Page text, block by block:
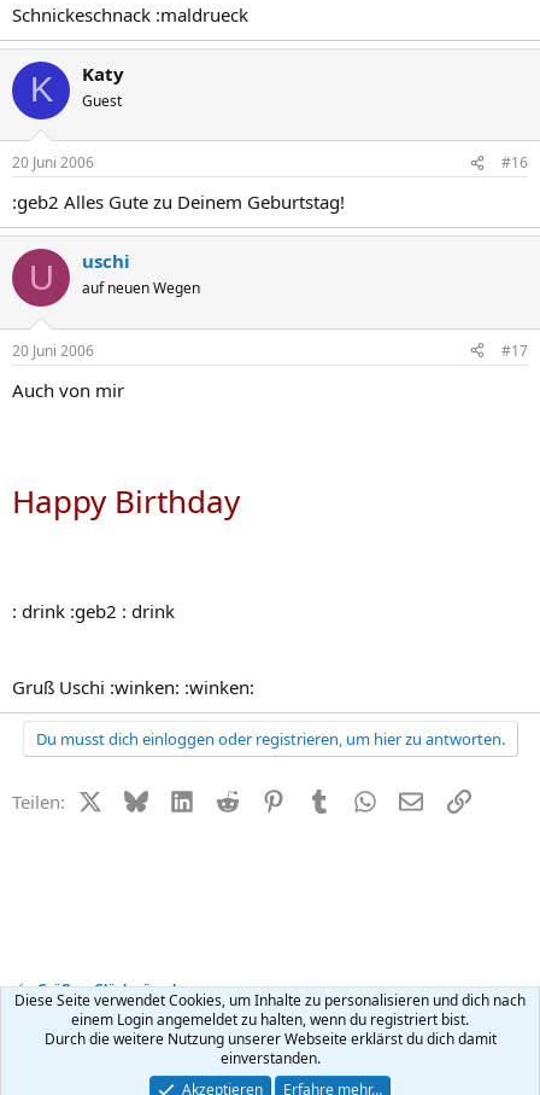
Schnickeschnack :maldrueck
K Katy
Guest
20 Juni 2006 #16
:geb2 Alles Gute zu Deinem Geburtstag!
U uschi
auf neuen Wegen
20 Juni 2006 #17
Auch von mir
Happy Birthday
: drink :geb2 : drink
Gruß Uschi :winken: :winken:
Du musst dich einloggen oder registrieren, um hier zu antworten.
Teilen: X (Twitter)
BlueskyLinkedIn
Reddit PinterestTumblr WhatsApp
E-MailLink
Grüße + Glückwünsche
Kontakt Nutzungsbedingungen Datenschutz Hilfe
R
Community platform by XenForo ® © 2010-2026 XenForo Ltd.
Diese Seite verwendet Cookies, um Inhalte zu personalisieren und dich nach
einem Login angemeldet zu halten, wenn du registriert bist.
Durch die weitere Nutzung unserer Webseite erklärst du dich damit
einverstanden.
Akzeptieren
Erfahre mehr…